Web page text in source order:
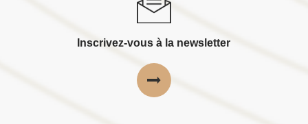
Inscrivez-vous à la newsletter